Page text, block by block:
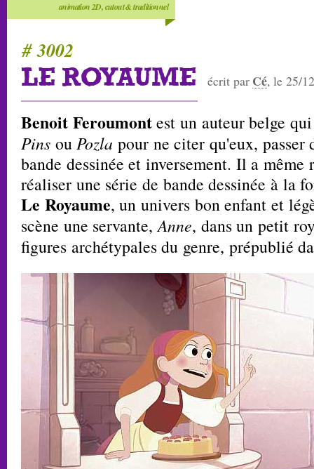
animation 2D, cutout & traditionnel
# 3002
LE ROYAUME écrit par Cé, le 25/
Benoit Feroumontest un auteur belge
Pins ouPozla pour ne citer qu'eux,
bande dessinée et inversement. Il a
réaliser une série de bande dessinée à la
Le Royaume, un univers bon enfant et
scène une servante,Anne, dans un petit
figures archétypales du genre, prépublié